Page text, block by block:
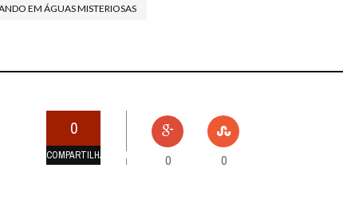
EM ÁGUAS MISTERIOSAS
0
COMPARTILHAMENTOS 0 0